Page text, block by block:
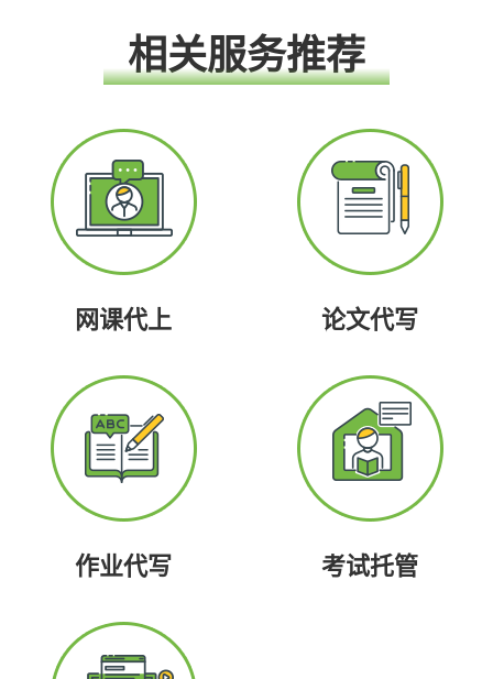
相关服务推荐
网课代上 论文代写
作业代写 考试托管